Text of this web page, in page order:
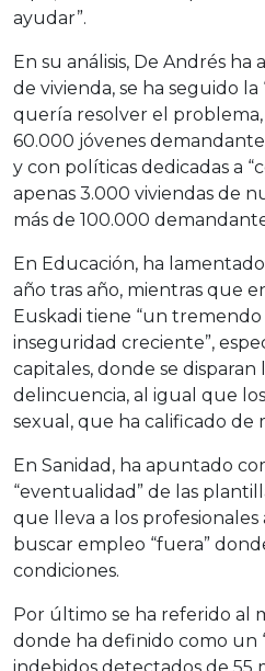
ayudar”.
En su análisis, De Andrés
de vivienda, se ha seguido la
quería resolver el
60.000 jóvenes
y con políticas dedicadas a
apenas 3.000 viviendas de
más de 100.000
En Educación, ha
año tras año, mientras que
Euskadi tiene “un
inseguridad creciente”,
capitales, donde se disparan
delincuencia, al igual que
sexual, que ha calificado de
En Sanidad, ha apuntado
“eventualidad” de las
que lleva a los profesionales
buscar empleo “fuera”
condiciones.
Por último se ha referido al
donde ha definido como un